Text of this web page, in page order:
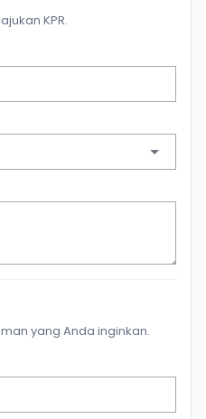
KPR.
yang Anda inginkan.